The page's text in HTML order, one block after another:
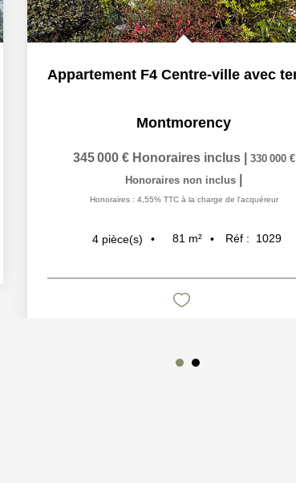
Montmorency
345 000 € Honoraires inclus
330 000 €
Honoraires non inclus
Honoraires : 4,55% TTC à la charge de l'acquéreur
4 pièce(s) 81 m² Réf : 1029